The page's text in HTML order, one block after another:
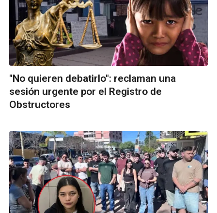
"No quieren debatirlo": reclaman una
sesión urgente por el Registro de
Obstructores